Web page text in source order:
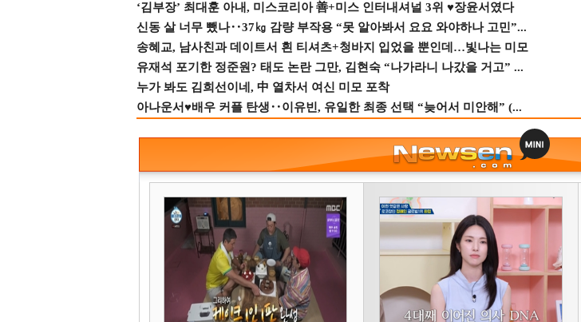
‘김부장’ 최대훈 아내, 미스코리아 善+미스 인터내셔널 3위 ♥장윤서였다
신동 살 너무 뺐나‥37㎏ 감량 부작용 “못 알아봐서 요요 와야하나 고민”...
송혜교, 남사친과 데이트서 흰 티셔츠+청바지 입었을 뿐인데…빛나는 미모
유재석 포기한 정준원? 태도 논란 그만, 김현숙 “나가라니 나갔을 거고” ...
누가 봐도 김희선이네, 中 열차서 여신 미모 포착
아나운서♥배우 커플 탄생‥이유빈, 유일한 최종 선택 “늦어서 미안해” (...